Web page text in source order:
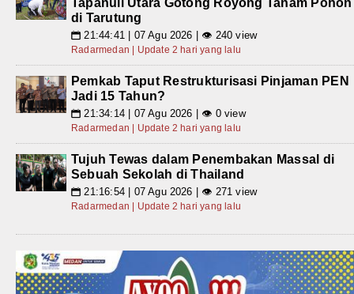
Tapanuli Utara Gotong Royong Tanam Pohon
di Tarutung
📅 21:44:41 | 07 Agu 2026 | 👁 240 view
Radarmedan | Update 2 hari yang lalu
Pemkab Taput Restrukturisasi Pinjaman PEN
Jadi 15 Tahun?
📅 21:34:14 | 07 Agu 2026 | 👁 0 view
Radarmedan | Update 2 hari yang lalu
Tujuh Tewas dalam Penembakan Massal di
Sebuah Sekolah di Thailand
📅 21:16:54 | 07 Agu 2026 | 👁 271 view
Radarmedan | Update 2 hari yang lalu